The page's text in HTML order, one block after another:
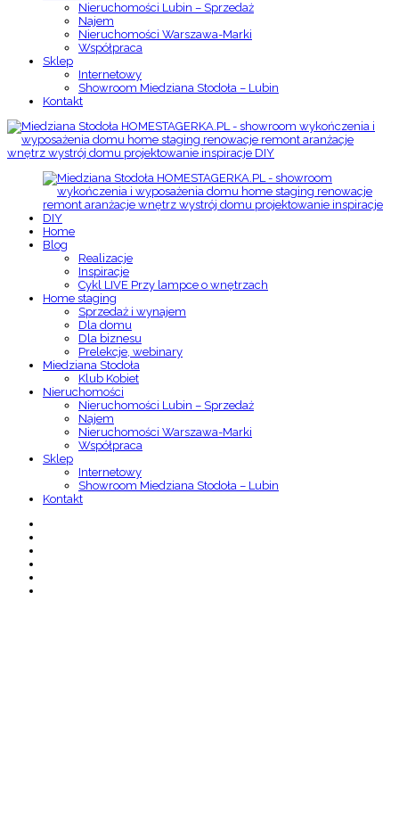
Nieruchomości Lubin – Sprzedaż
Najem
Nieruchomości Warszawa-Marki
Współpraca
Sklep
Internetowy
Showroom Miedziana Stodoła – Lubin
Kontakt
Home
Blog
Realizacje
Inspiracje
Cykl LIVE Przy lampce o wnętrzach
Home staging
Sprzedaż i wynajem
Dla domu
Dla biznesu
Prelekcje, webinary
Miedziana Stodoła
Klub Kobiet
Nieruchomości
Nieruchomości Lubin – Sprzedaż
Najem
Nieruchomości Warszawa-Marki
Współpraca
Sklep
Internetowy
Showroom Miedziana Stodoła – Lubin
Kontakt